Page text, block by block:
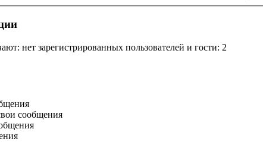
нет зарегистрированных пользователей и гости: 2
сообщения